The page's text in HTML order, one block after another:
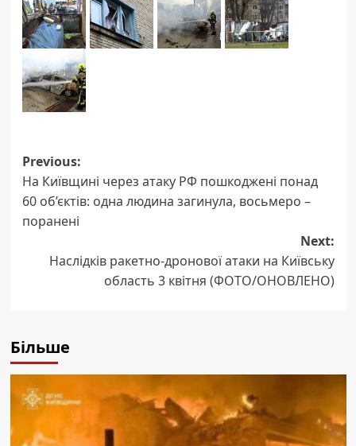
Post
navigation
Previous:
На Київщині через атаку РФ пошкоджені понад
60 об’єктів: одна людина загинула, восьмеро –
поранені
Next:
Наслідків ракетно-дронової атаки на Київську
область 3 квітня (ФОТО/ОНОВЛЕНО)
Більше